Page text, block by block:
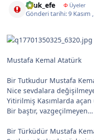
Ufuk_efe ΦÜyeler
Gönderi tarihi:9 Kasım
Mustafa Kemal Atatürk
Bir Tutkudur Mustafa
Nice sevdalara
Yitirilmiş Kasımlarda
Bir baştır, vazgeçilmeyen…
Bir Türküdür Mustafa